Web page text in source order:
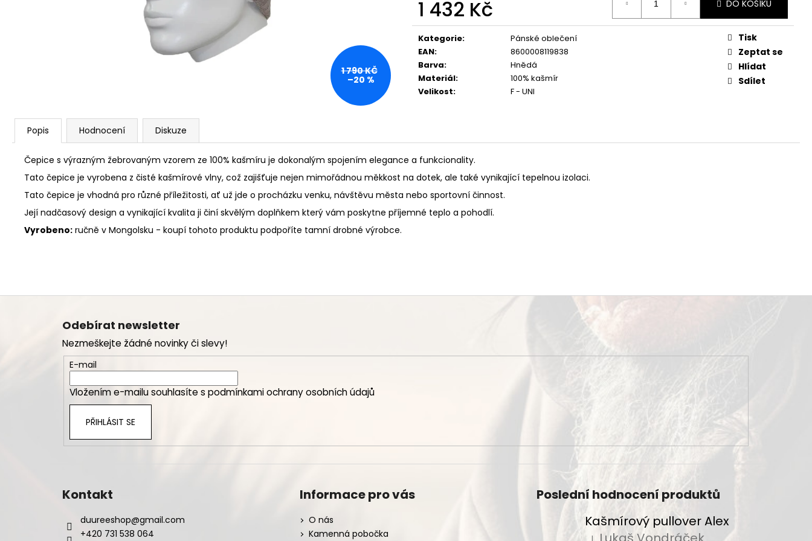
1 432 Kč
Měrná
cena:
DO KOŠÍKU
Kategorie:
Pánské oblečení
EAN:
8600008119838
Barva:
Hnědá
Materiál:
100% kašmír
Velikost: F - UNI
Tisk
Zeptat se
Hlídat
Sdílet
1 790 KČ
–20 %
Popis Hodnocení Diskuze
Čepice s výrazným žebrovaným vzorem ze 100% kašmíru je dokonalým spojením elegance a funkcionality.
Tato čepice je vyrobena z čisté kašmírové vlny, což zajišťuje nejen mimořádnou měkkost na dotek, ale také vynikající tepelnou izolaci.
Tato čepice je vhodná pro různé příležitosti, ať už jde o procházku venku, návštěvu města nebo sportovní činnost.
Její nadčasový design a vynikající kvalita ji činí skvělým doplňkem který vám poskytne příjemné teplo a pohodlí.
Vyrobeno: ručně v Mongolsku - koupí tohoto produktu podpoříte tamní drobné výrobce.
Z
Odebírat newsletter
Nezmeškejte žádné novinky či slevy!
E-mail
Vložením e-mailu souhlasíte s podmínkami ochrany osobních údajů
PŘIHLÁSIT SE
Kontakt
duureeshop@gmail.com
+420 731 538 064
Informace pro vás
O nás
Kamenná pobočka
Poslední hodnocení produktů
Kašmírový pullover Alex